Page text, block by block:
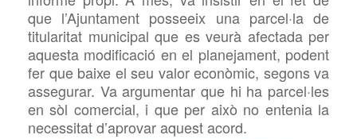
que l’Ajuntament posseeix una parcel·la de
titularitat municipal que es veurà afectada per
aquesta modificació en el planejament, podent
fer que baixe el seu valor econòmic, segons va
assegurar. Va argumentar que hi ha parcel·les
en sòl comercial, i que per això no entenia la
necessitat d’aprovar aquest acord.